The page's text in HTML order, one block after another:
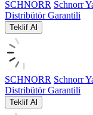
SCHNORR Schnorr
Distribütör Garantili
Teklif Al
SCHNORR Schnorr
Distribütör Garantili
Teklif Al